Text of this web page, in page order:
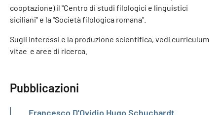
cooptazione) il "Centro di studi filologici e linguistici
siciliani" e la "Società filologica romana".
Sugli interessi e la produzione scientifica, vedi curriculum
vitae e aree di ricerca.
Pubblicazioni
Francesco D'Ovidio Hugo Schuchardt.